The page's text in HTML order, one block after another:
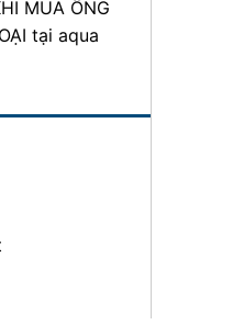
MUA ỐNG
tại aqua